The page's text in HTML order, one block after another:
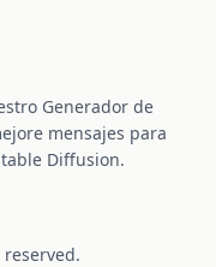
Generador de
mensajes para
Diffusion.